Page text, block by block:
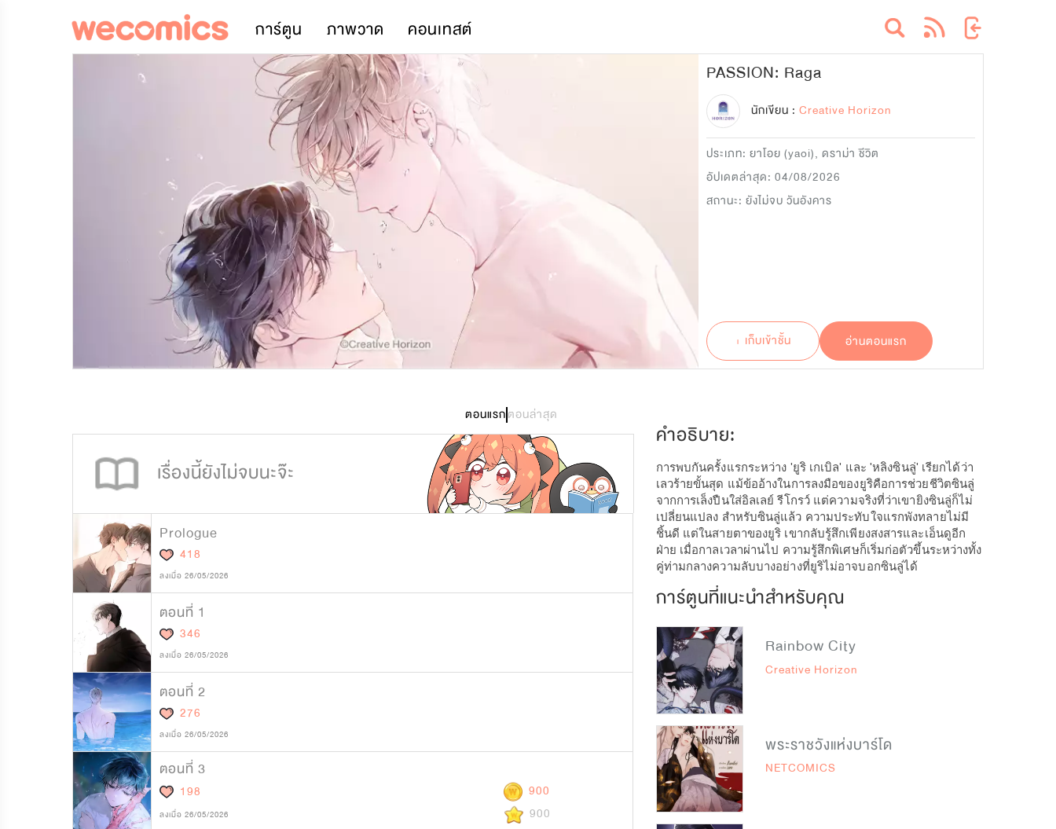
การ์ตูน ภาพวาด คอนเทสต์
PASSION: Raga
นักเขียน : Creative Horizon
ประเภท:ยาโอย (yaoi),ดราม่า ชีวิต
อัปเดตล่าสุด: 04/08/2026
สถานะ: ยังไม่จบ วันอังคาร
+ เก็บเข้าชั้น อ่านตอนแรก
ตอนแรกตอนล่าสุด
เรื่องนี้ยังไม่จบนะจ๊ะ
Prologue
418
ลงเมื่อ 26/05/2026
ตอนที่ 1
346
ลงเมื่อ 26/05/2026
ตอนที่ 2
276
ลงเมื่อ 26/05/2026
ตอนที่ 3
198 900
ลงเมื่อ 26/05/2026 900
คำอธิบาย:
การพบกันครั้งแรกระหว่าง 'ยูริ เกเบิล' และ 'หลิงซินลู่' เรียกได้ว่า
เลวร้ายขั้นสุด แม้ข้ออ้างในการลงมือของยูริคือการช่วยชีวิตซินลู่
จากการเล็งปืนใส่อิลเลย์ รีโกรว์ แต่ความจริงที่ว่าเขายิงซินลู่ก็ไม่
เปลี่ยนแปลง สำหรับซินลู่แล้ว ความประทับใจแรกพังทลายไม่มี
ชิ้นดี แต่ในสายตาของยูริ เขากลับรู้สึกเพียงสงสารและเอ็นดูอีก
ฝ่าย เมื่อกาลเวลาผ่านไป ความรู้สึกพิเศษก็เริ่มก่อตัวขึ้นระหว่างทั้ง
คู่ท่ามกลางความลับบางอย่างที่ยูริไม่อาจบอกซินลู่ได้
การ์ตูนที่แนะนำสำหรับคุณ
Rainbow City
Creative Horizon
พระราชวังแห่งบาร์โด
NETCOMICS